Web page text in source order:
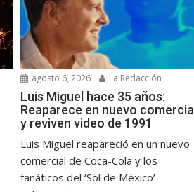
agosto 6, 2026 La Redacción
Luis Miguel hace 35 años:
Reaparece en nuevo comercial
y reviven video de 1991
Luis Miguel reapareció en un nuevo
comercial de Coca-Cola y los
fanáticos del ‘Sol de México’